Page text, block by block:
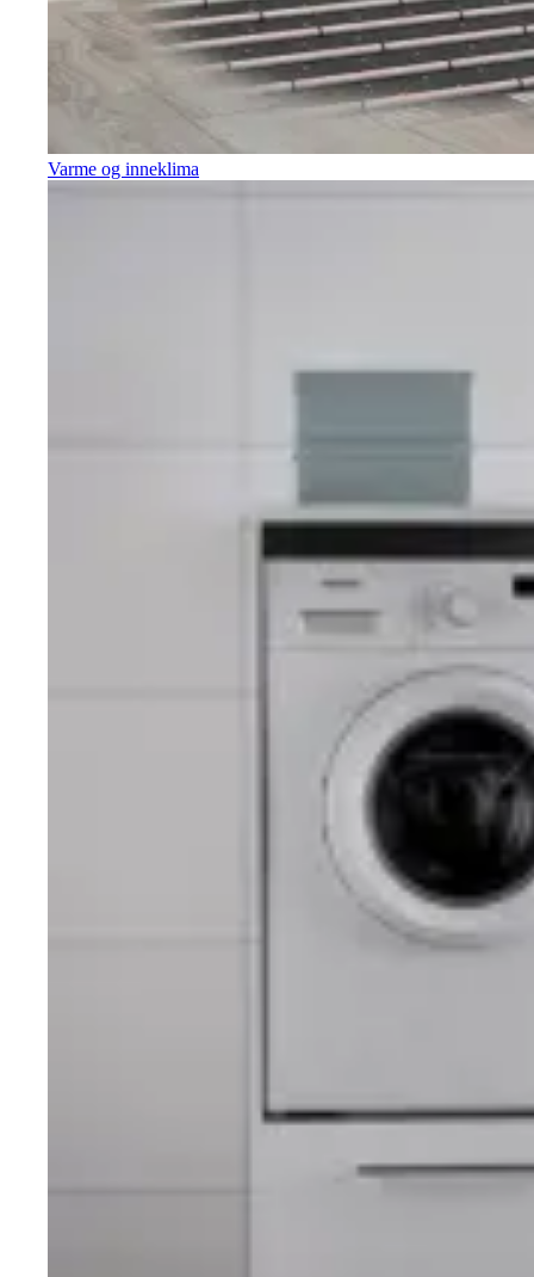
Varme og inneklima